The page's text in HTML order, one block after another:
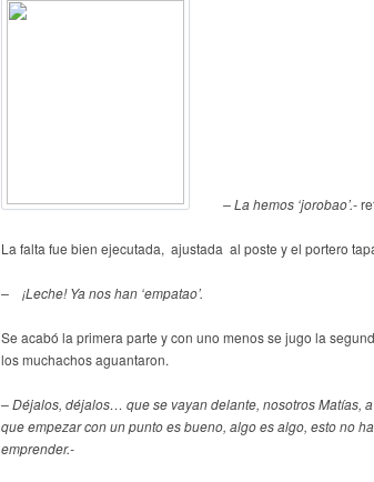
– La hemos ‘jorobao’.-
La falta fue bien ejecutada, ajustada al poste y el portero
– ¡Leche! Ya nos han ‘empatao’.
Se acabó la primera parte y con uno menos se jugo la
los muchachos aguantaron.
– Déjalos, déjalos… que se vayan delante, nosotros Matías,
que empezar con un punto es bueno, algo es algo, esto no
emprender.-